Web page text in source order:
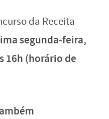
da Receita
segunda-feira,
16h (horário de